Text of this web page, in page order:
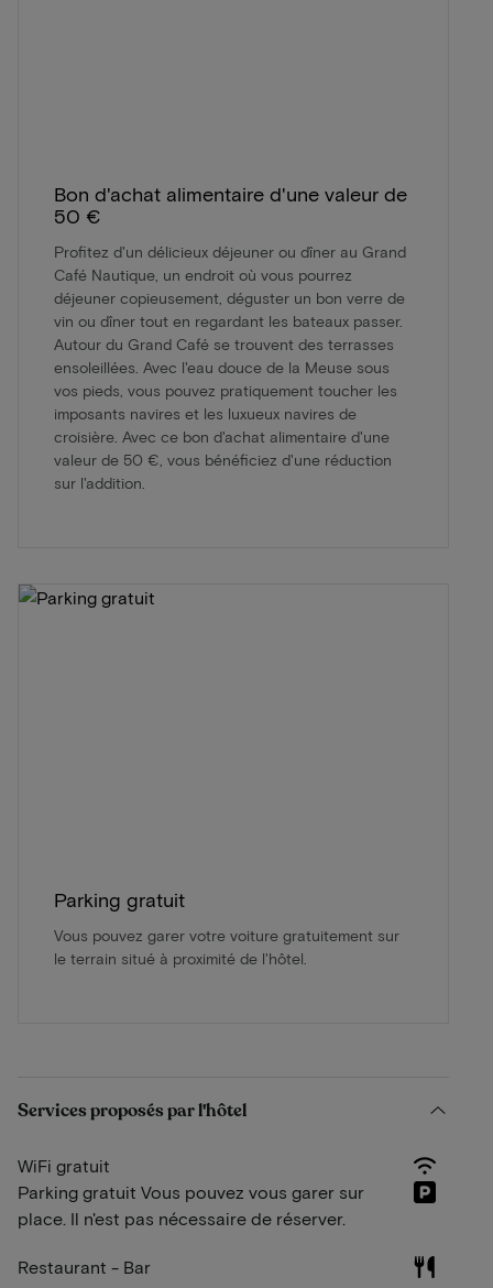
Bon d'achat alimentaire d'une valeur de
50 €
Profitez d'un délicieux déjeuner ou dîner au Grand
Café Nautique, un endroit où vous pourrez
déjeuner copieusement, déguster un bon verre de
vin ou dîner tout en regardant les bateaux passer.
Autour du Grand Café se trouvent des terrasses
ensoleillées. Avec l'eau douce de la Meuse sous
vos pieds, vous pouvez pratiquement toucher les
imposants navires et les luxueux navires de
croisière. Avec ce bon d'achat alimentaire d'une
valeur de 50 €, vous bénéficiez d'une réduction
sur l'addition.
Parking gratuit
Vous pouvez garer votre voiture gratuitement sur
le terrain situé à proximité de l'hôtel.
Services proposés par l'hôtel
WiFi gratuit
Parking gratuit Vous pouvez vous garer sur
place. Il n'est pas nécessaire de réserver.
Restaurant - Bar